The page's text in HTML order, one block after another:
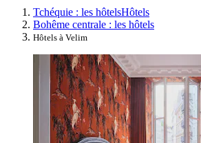
Tchéquie : les hôtelsHôtels
Bohême centrale : les hôtels
Hôtels à Velim